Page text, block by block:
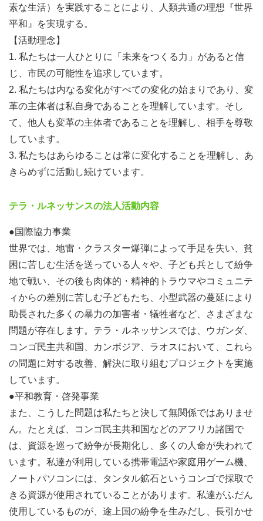
※また、学生インターンシップおよび社会人プロボノのマ
ネジメントも含まれます。
■ 求める人物像
▼ 興味・関心
・テラ・ルネッサンスの目的、使命、活動理念、活動内容
に共感している
・想いを伝えて、共感を生み出すことにやり甲斐を感じる
・国際協力に対する興味・関心がある（※専門知識はなく
ても可）
・企業・法人の社会貢献参画の可能性に興味・関心がある
▼ 経験・スキル
・Word・Excel・PowerPointをビジネスレベルで使用でき
る能力
・SNS（Facebook、X、Instagram）の運営経験（個人ア
カウント含む）
・マネジメント経験があれば尚可
▼ 志向・性格
・対人コミュニケーションが得意
・社内外の調整業務をスムーズに行える
▼ 得られる経験
・共感を生み出し支援を募る、コミュニケーションのスキ
・ファンドレイザーとしての専門性
・事務作業など地道な仕事も含め、一気通貫で業務をやり
きる「成長」
・アジアやアフリカの現地スタッフや子どもたち、支援者
素な生活）を実践することにより、人類共通の理想『世界
平和』を実現する。
【活動理念】
1. 私たちは一人ひとりに「未来をつくる力」があると信
じ、市民の可能性を追求しています。
2. 私たちは内なる変化がすべての変化の始まりであり、変
革の主体者は私自身であることを理解しています。そし
て、他人も変革の主体者であることを理解し、相手を尊敬
しています。
3. 私たちはあらゆることは常に変化することを理解し、あ
きらめずに活動し続けています。
テラ・ルネッサンスの法人活動内容
●国際協力事業
世界では、地雷・クラスター爆弾によって手足を失い、貧
困に苦しむ生活を送っている人々や、子ども兵として紛争
地で戦い、その後も肉体的・精神的トラウマやコミュニテ
ィからの差別に苦しむ子どもたち、小型武器の蔓延により
助長された多くの暴力の加害者・犠牲者など、さまざまな
問題が存在します。テラ・ルネッサンスでは、ウガンダ、
コンゴ民主共和国、カンボジア、ラオスにおいて、これら
の問題に対する改善、解決に取り組むプロジェクトを実施
しています。
●平和教育・啓発事業
また、こうした問題は私たちと決して無関係ではありませ
ん。たとえば、コンゴ民主共和国などのアフリカ諸国で
は、資源を巡って紛争が長期化し、多くの人命が失われて
います。私達が利用している携帯電話や家庭用ゲーム機、
ノートパソコンには、タンタル鉱石というコンゴで採取で
きる資源が使用されていることがあります。私達がふだん
使用しているものが、途上国の紛争を生みだし、長引かせ